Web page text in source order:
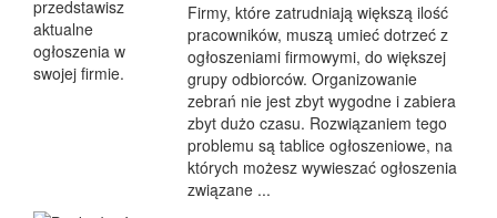
Firmy, które zatrudniają większą ilość
pracowników, muszą umieć dotrzeć z
ogłoszeniami firmowymi, do większej
grupy odbiorców. Organizowanie
zebrań nie jest zbyt wygodne i zabiera
zbyt dużo czasu. Rozwiązaniem tego
problemu są tablice ogłoszeniowe, na
których możesz wywieszać ogłoszenia
związane ...